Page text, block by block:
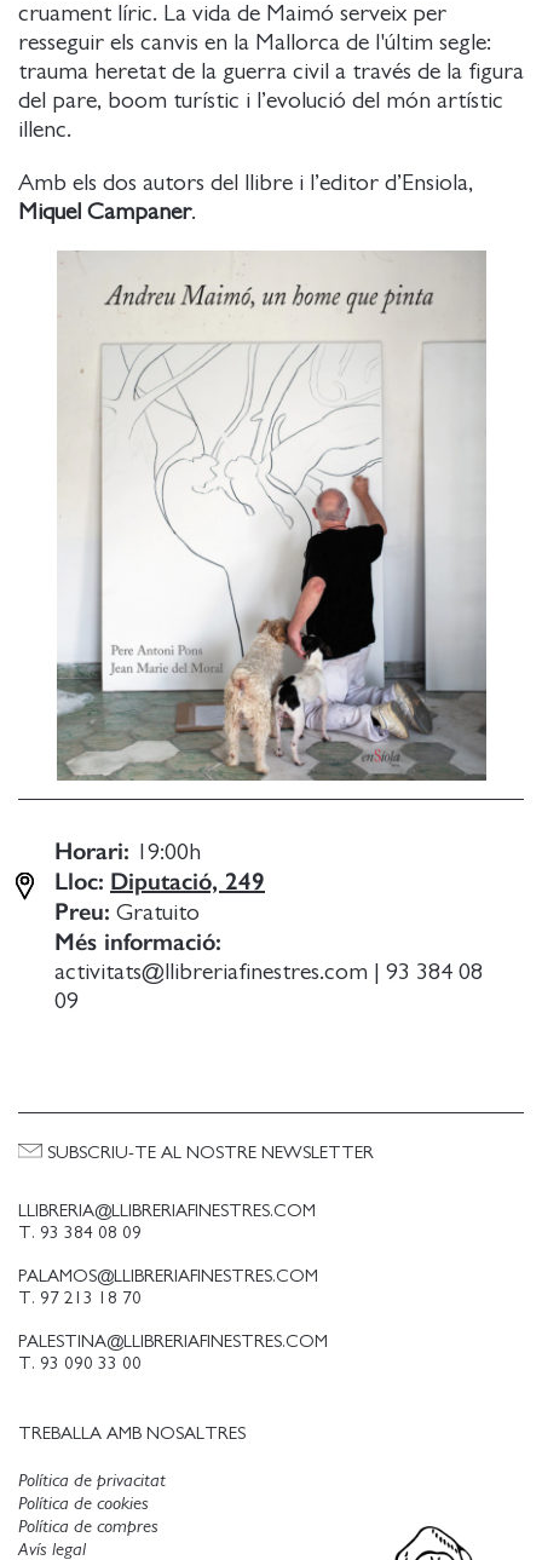
cruament líric. La vida de Maimó serveix per
resseguir els canvis en la Mallorca de l'últim segle:
trauma heretat de la guerra civil a través de la figura
del pare, boom turístic i l’evolució del món artístic
illenc.
Amb els dos autors del llibre i l’editor d’Ensiola,
Miquel Campaner.
Horari: 19:00 h
Lloc: Diputació, 249
Preu: Gratuito
Més informació:
activitats@llibreriafinestres.com
93 384 08
09
LLIBRERIA@LLIBRERIAFINESTRES.COM
T. 93 384 08 09
PALAMOS@LLIBRERIAFINESTRES.COM
T. 97 213 18 70
PALESTINA@LLIBRERIAFINESTRES.COM
T. 93 090 33 00
TREBALLA AMB NOSALTRES
SUBSCRIU-TE AL NOSTRE NEWSLETTER
Política de privacitat
Política de cookies
Avís legal
Política de compres